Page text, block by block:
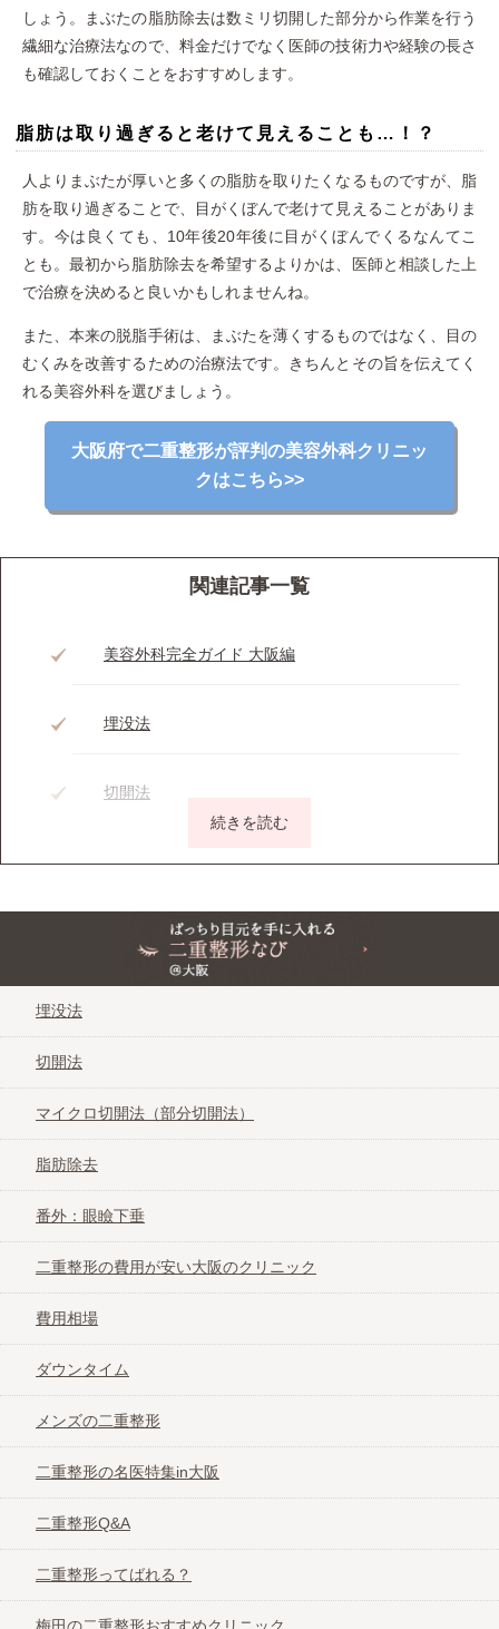
しょう。まぶたの脂肪除去は数ミリ切開した部分から作業を行う
繊細な治療法なので、料金だけでなく医師の技術力や経験の長さ
も確認しておくことをおすすめします。
脂肪は取り過ぎると老けて見えることも…！？
人よりまぶたが厚いと多くの脂肪を取りたくなるものですが、脂
肪を取り過ぎることで、目がくぼんで老けて見えることがありま
す。今は良くても、10年後20年後に目がくぼんでくるなんてこ
とも。最初から脂肪除去を希望するよりかは、医師と相談した上
で治療を決めると良いかもしれませんね。
また、本来の脱脂手術は、まぶたを薄くするものではなく、目の
むくみを改善するための治療法です。きちんとその旨を伝えてく
れる美容外科を選びましょう。
大阪府で二重整形が評判の美容外科クリニッ
クはこちら>>
関連記事一覧
美容外科完全ガイド 大阪編
埋没法
切開法
マイクロ切開法（部分切開法）
費用相場
ダウンタイム
メンズの二重整形
二重整形の名医特集in大阪
二重整形Q&A
二重整形ってばれる？
梅田の二重整形おすすめクリニック
心斎橋の二重整形おすすめクリニック
ぱっちり目元を手に入れる二重整形なび＠大阪
埋没法
切開法
マイクロ切開法（部分切開法）
脂肪除去
番外：眼瞼下垂
二重整形の費用が安い大阪のクリニック
費用相場
ダウンタイム
メンズの二重整形
二重整形の名医特集in大阪
二重整形Q&A
二重整形ってばれる？